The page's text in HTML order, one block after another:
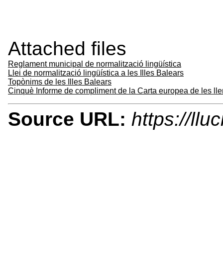
Attached files
Reglament municipal de normalització lingüística
Llei de normalització lingüística a les Illes Balears
Topònims de les Illes Balears
Cinquè Informe de compliment de la Carta europea de les
Source URL: https://